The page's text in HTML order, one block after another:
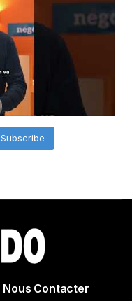
Subscribe
Nous Contacter